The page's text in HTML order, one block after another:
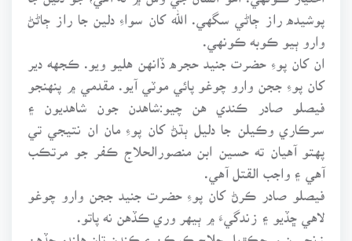
پوشيده راز ڄاڻي سگهي. الله کان سواءِ دلين جا راز ڄاڻڻ
وارو ٻيو ڪوبه ڪونهي.
ان کان پوءِ حضرت جنيد حجره ڏانهن هليو ويو. ڪجهه دير
کان پوءِ ججن وارو چوغو پائي موٽي آيو. مقدمي ۾ پنهنجو
فيصلو صادر ڪندي هن چيو:شاهدن جون شاهديون ۽
سرڪاري وڪيلن جا دليل ٻڌڻ کان پوءِ مان ان نتيجي تي
پهتو آهيان ته حسين ابن منصورالحلاج ڪفر جو مرتڪب
آهي ۽ واجب القتل آهي.
فيصلو صادر ڪرڻ کان پوءِ حضرت جنيد ججن وارو چوغو
لاهي ڇڏيو ۽ زندگيءَ ۾ ٻيهر وري ڪڏهن نه پاتو.
زنجيرن ۾ جڪڙيل حلاج ڪوڪن ۽ ڪنڊن تان هلندو جڏهن